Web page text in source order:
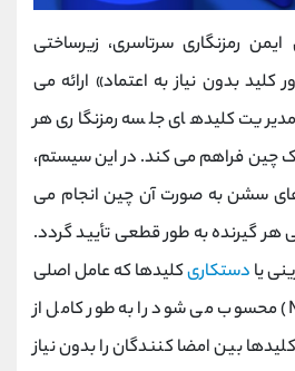
رمزنگاری سرتاسری، زیرساختی
کلید بدون نیاز به اعتماد» ارائه می
کلیدهای جلسه رمزنگاری هر
چین فراهم می کند. در این سیستم،
سشن به‌ صورت آن چین انجام می
گیرنده به طور قطعی تأیید گردد.
یا دستکاریکلیدها که عامل اصلی
حملات مرد میانی (MITM) محسوب می ‌شود را به طور کامل از
بین امضا کنندگان را بدون نیاز